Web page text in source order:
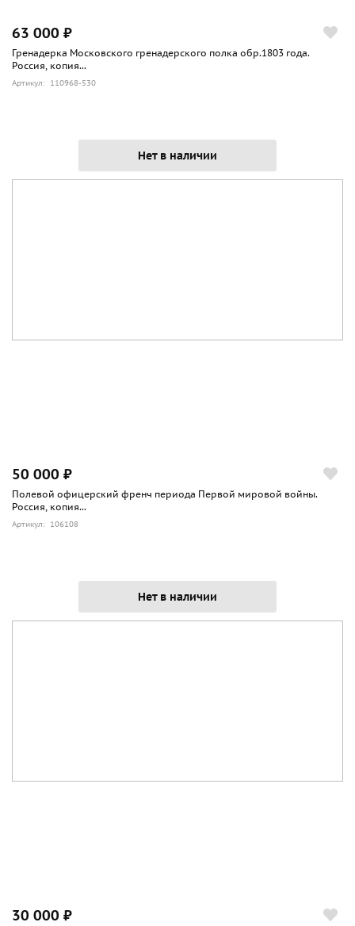
63 000 ₽
Гренадерка Московского гренадерского полка обр.1803 года.
Россия, копия...
Артикул: 110968-530
Нет в наличии
50 000 ₽
Полевой офицерский френч периода Первой мировой войны.
Россия, копия...
Артикул: 106108
Нет в наличии
30 000 ₽